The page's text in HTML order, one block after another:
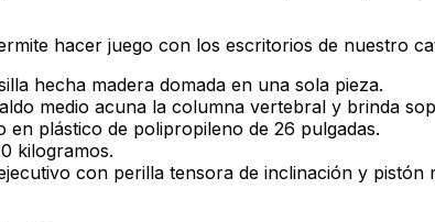
hacer juego con los escritorios de nuestro
hecha madera domada en una sola pieza.
medio acuna la columna vertebral y brinda
en plástico de polipropileno de 26 pulgadas.
kilogramos.
con perilla tensora de inclinación y pistón